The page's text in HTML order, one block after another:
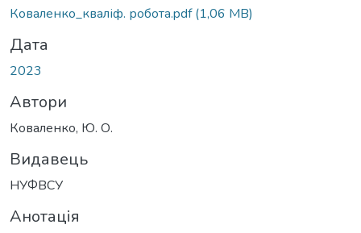
Коваленко_кваліф. робота.pdf(1,06 MB)
Дата
2023
Автори
Коваленко, Ю. О.
Видавець
НУФВСУ
Анотація